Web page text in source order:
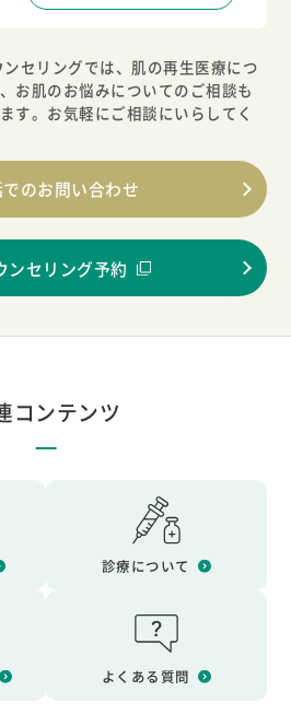
セリングでは、肌の再生医療につ
お肌のお悩みについてのご相談も
す。お気軽にご相談にいらしてく
のお問い合わせ
ンセリング予約
コンテンツ
診療について
よくある質問